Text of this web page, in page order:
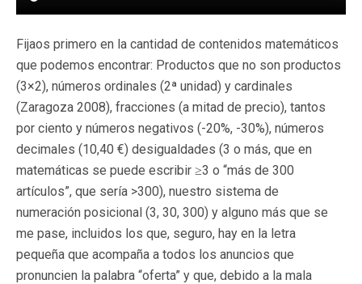
Fijaos primero en la cantidad de contenidos matemáticos
que podemos encontrar: Productos que no son productos
(3×2), números ordinales (2ª unidad) y cardinales
(Zaragoza 2008), fracciones (a mitad de precio), tantos
por ciento y números negativos (-20%, -30%), números
decimales (10,40 €) desigualdades (3 o más, que en
matemáticas se puede escribir ≥3 o “más de 300
artículos”, que sería >300), nuestro sistema de
numeración posicional (3, 30, 300) y alguno más que se
me pase, incluidos los que, seguro, hay en la letra
pequeña que acompaña a todos los anuncios que
pronuncien la palabra “oferta” y que, debido a la mala